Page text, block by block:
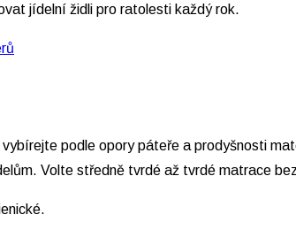
jídelní židli pro ratolesti každý rok.
podle opory páteře a prodyšnosti
Volte středně tvrdé až tvrdé matrace